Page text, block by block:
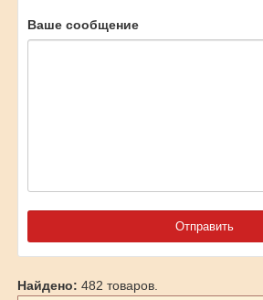
Ваше сообщение
Найдено: 482 товаров.